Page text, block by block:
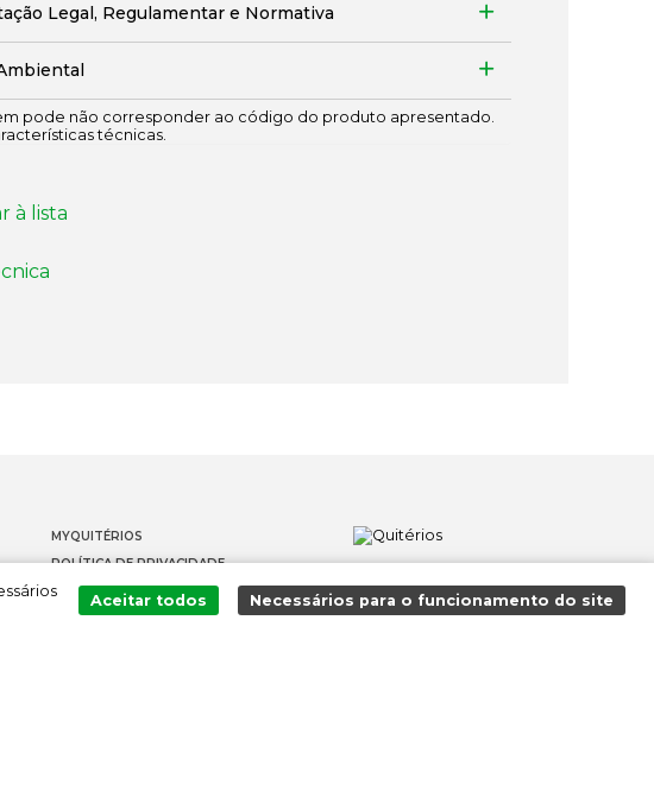
Legal, Regulamentar e Normativa
pode não corresponder ao código do produto apresentado.
técnicas.
à lista
MYQUITÉRIOS
POLÍTICA DE PRIVACIDADE
CONTACTOS
CANAL DE DENÚNCIAS
Aceitar todos Necessários para o funcionamento do site